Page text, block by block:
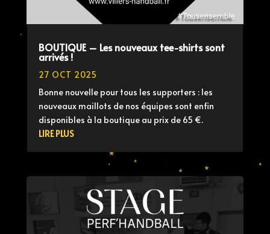
BOUTIQUE – Les nouveaux tee-shirts sont
arrivés !
27 OCT 2025
Bonne nouvelle pour tous les supporters : les
nouveaux maillots de nos équipes sont enfin
disponibles à la boutique au prix de 65 €.
LIRE PLUS